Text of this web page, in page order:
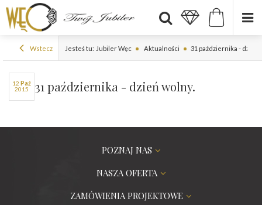
Wstecz Jesteś tu: Jubiler Węc Aktualności 31 października - dzień
12
paź
2015
31 października - dzień wolny.
POZNAJ NAS
NASZA OFERTA
ZAMÓWIENIA PROJEKTOWE